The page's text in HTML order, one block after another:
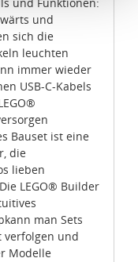
in
zur Sicherung
garantieren wir,
auch bei der
werden.
links unten
widerrufen.
und
sich die
leuchten
immer wieder
USB-C-Kabels
Bauset ist eine
die
lieben
LEGO® Builder
man Sets
verfolgen und
Modelle